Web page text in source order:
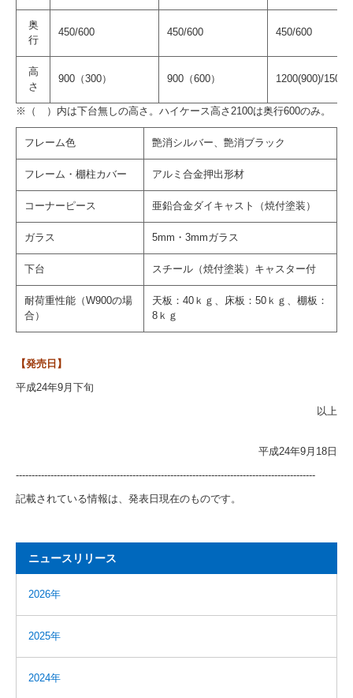
奥
行
450/600 450/600 450/600
高
さ
900（300） 900（600） 1200(900)/1500
※（ ）内は下台無しの高さ。ハイケース高さ2100は奥行600のみ。
フレーム色 艶消シルバー、艶消ブラック
フレーム・棚柱カバー アルミ合金押出形材
コーナーピース 亜鉛合金ダイキャスト（焼付塗装）
ガラス 5mm・3mmガラス
下台 スチール（焼付塗装）キャスター付
耐荷重性能（W900の場
合）
天板：40ｋｇ、床板：50ｋｇ、棚板：
8ｋｇ
【発売日】
平成24年9月下旬
以上
平成24年9月18日
-----------------------------------------------------------------------------------------------
記載されている情報は、発表日現在のものです。
ニュースリリース
2026年
2025年
2024年